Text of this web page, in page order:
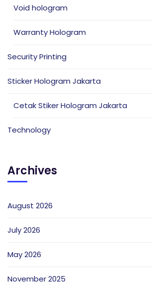
Void hologram
Warranty Hologram
Security Printing
Sticker Hologram Jakarta
Cetak Stiker Hologram Jakarta
Technology
Archives
August 2026
July 2026
May 2026
November 2025